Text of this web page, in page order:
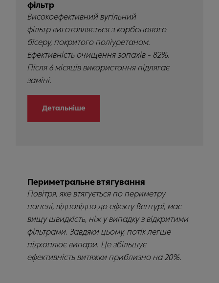
фільтр
Високоефективний вугільний
фільтр виготовляється з карбонового
бісеру, покритого поліуретаном.
Ефективність очищення запахів - 82%.
Після 6 місяців використання підлягає
заміні.
Детальніше
Периметральне втягування
Повітря, яке втягується по периметру
панелі, відповідно до ефекту Вентурі, має
вищу швидкість, ніж у випадку з відкритими
фільтрами. Завдяки цьому, потік легше
підхоплює випари. Це збільшує
ефективність витяжки приблизно на 20%.